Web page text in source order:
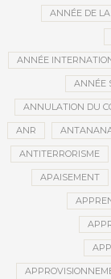
ANNÉE DE
ANNÉE
ANNÉE
ANNULATION DU
ANR
ANTITERRORISME
APAISEMENT